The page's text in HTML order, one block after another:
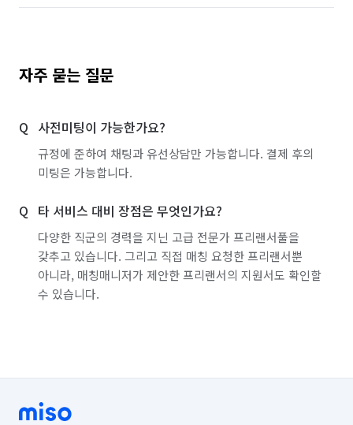
자주 묻는 질문
사전미팅이 가능한가요?
규정에 준하여 채팅과 유선상담만 가능합니다. 결제 후의
미팅은 가능합니다.
타 서비스 대비 장점은 무엇인가요?
다양한 직군의 경력을 지닌 고급 전문가 프리랜서풀을
갖추고 있습니다. 그리고 직접 매칭 요청한 프리랜서뿐
아니라, 매칭매니저가 제안한 프리랜서의 지원서도 확인할
수 있습니다.